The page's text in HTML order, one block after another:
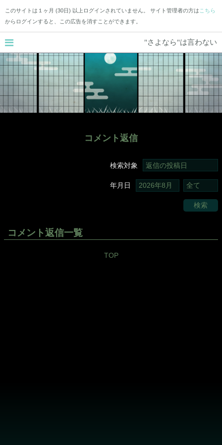
このサイトは１ヶ月 (30日) 以上ログインされていません。 サイト管理者の方は こちら
からログインすると、この広告を消すことができます。
"さよなら"は言わない
コメント返信
検索対象
年月日
検索
コメント返信一覧
TOP